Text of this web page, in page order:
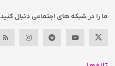
ما را در شبکه های اجتماعی دنبال کنید